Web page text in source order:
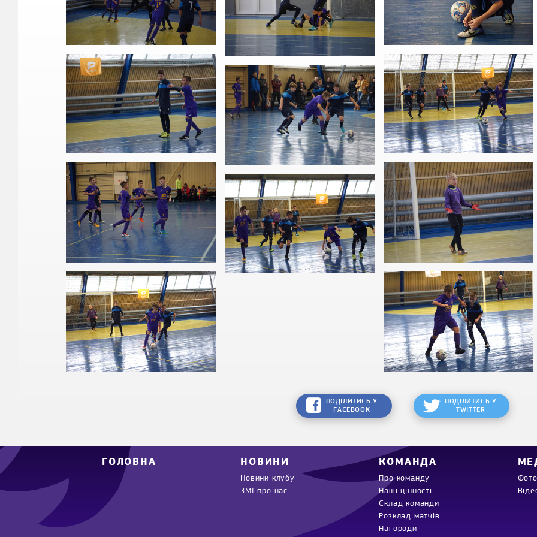
ПОДІЛИТИСЬ У
FACEBOOK
ПОДІЛИТИСЬ У
TWITTER
ГОЛОВНА НОВИНИ
Новини клубу
ЗМІ про нас
КОМАНДА
Про команду
Наші цінності
Склад команди
Розклад матчів
Нагороди